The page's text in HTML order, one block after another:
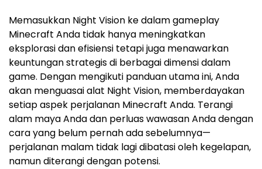
Memasukkan Night Vision ke dalam gameplay
Minecraft Anda tidak hanya meningkatkan
eksplorasi dan efisiensi tetapi juga menawarkan
keuntungan strategis di berbagai dimensi dalam
game. Dengan mengikuti panduan utama ini, Anda
akan menguasai alat Night Vision, memberdayakan
setiap aspek perjalanan Minecraft Anda. Terangi
alam maya Anda dan perluas wawasan Anda dengan
cara yang belum pernah ada sebelumnya—
perjalanan malam tidak lagi dibatasi oleh kegelapan,
namun diterangi dengan potensi.